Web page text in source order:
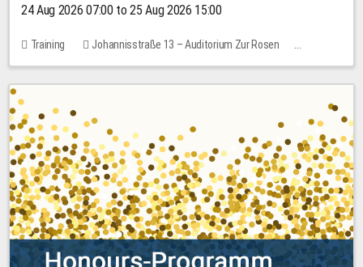
24 Aug 2026 07:00 to 25 Aug 2026 15:00
Training
Johannisstraße 13 – Auditorium Zur Rosen
1 place
30.00 EUR